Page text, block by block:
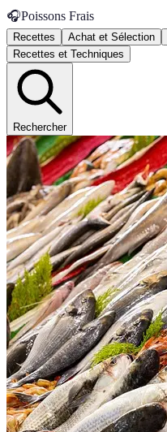
🎧Poissons Frais
Recettes Achat et Sélection
Recettes et Techniques
Rechercher